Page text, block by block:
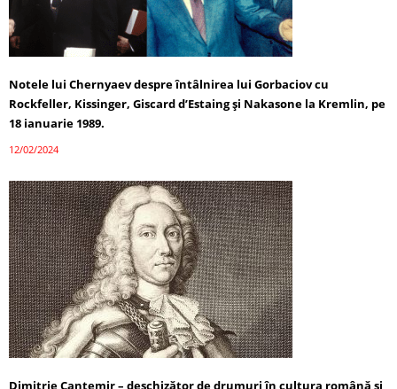
Notele lui Chernyaev despre întâlnirea lui Gorbaciov cu
Rockfeller, Kissinger, Giscard d’Estaing și Nakasone la Kremlin, pe
18 ianuarie 1989.
12/02/2024
Dimitrie Cantemir – deschizător de drumuri în cultura română și